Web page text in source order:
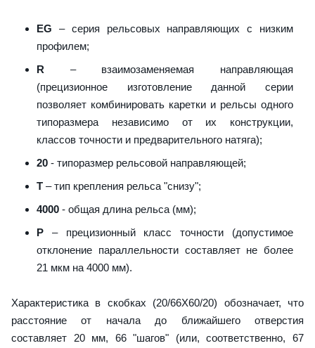
EG – серия рельсовых направляющих с низким
профилем;
R – взаимозаменяемая направляющая
(прецизионное изготовление данной серии
позволяет комбинировать каретки и рельсы одного
типоразмера независимо от их конструкции,
классов точности и предварительного натяга);
20 - типоразмер рельсовой направляющей;
T – тип крепления рельса "снизу";
4000 - общая длина рельса (мм);
P – прецизионный класс точности (допустимое
отклонение параллельности составляет не более
21 мкм на 4000 мм).
Характеристика в скобках (20/66X60/20) обозначает, что
расстояние от начала до ближайшего отверстия
составляет 20 мм, 66 "шагов" (или, соответственно, 67